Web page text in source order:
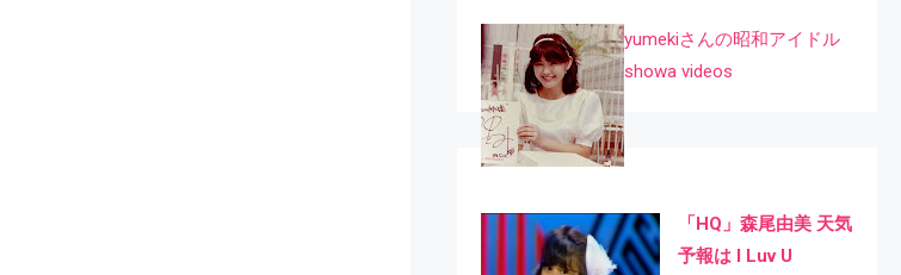
yumekiさんの昭和アイドル
showa videos
「HQ」森尾由美 天気
予報は I Luv U